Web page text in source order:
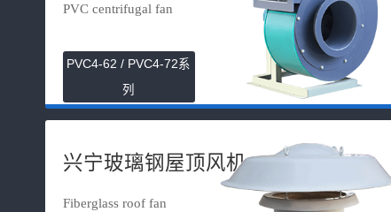
PVC centrifugal fan
PVC4-62 / PVC4-72系
列
兴宁玻璃钢屋顶风机
Fiberglass roof fan